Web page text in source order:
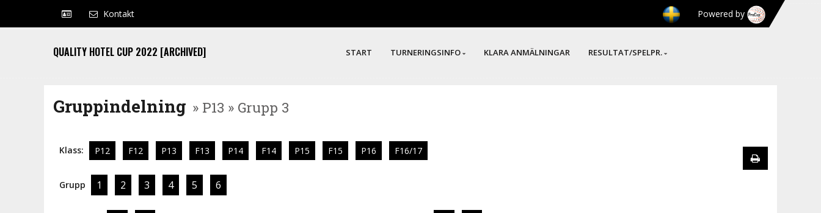
Kontakt Powered by
QUALITY HOTEL CUP 2022 [ARCHIVED] START TURNERINGSINFO KLARA ANMÄLNINGAR RESULTAT/SPELPR.
Gruppindelning » P13 » Grupp 3
Klass: P12 F12 P13 F13 P14 F14 P15 F15 P16 F16/17
Grupp 1 2 3 4 5 6